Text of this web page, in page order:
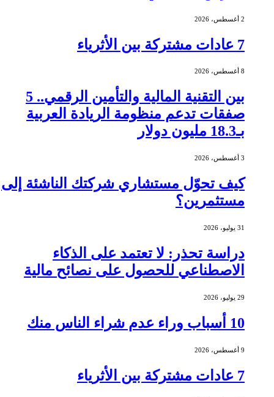
2 أغسطس، 2026
7 عادات مشتركة بين الأثرياء
8 أغسطس، 2026
بين التقنية المالية والتأمين الرقمي.. 5
صفقات تدعم منظومة الريادة العربية
بـ18.3 مليون دولار
3 أغسطس، 2026
كيف تحوّل مستشاري شركتك الناشئة إلى
مستثمرين؟
31 يوليو، 2026
دراسة تحذر: لا تعتمد على الذكاء
الاصطناعي للحصول على نصائح مالية
29 يوليو، 2026
10 أسباب وراء عدم شراء الناس منك
9 أغسطس، 2026
7 عادات مشتركة بين الأثرياء